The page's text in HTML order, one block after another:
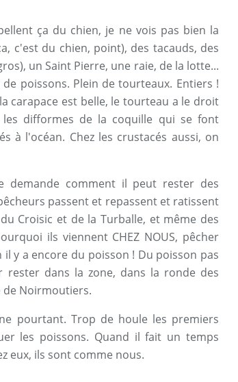
ça du chien, je ne vois pas bien la
c'est du chien, point), des tacauds, des
un Saint Pierre, une raie, de la lotte...
de poissons. Plein de tourteaux. Entiers !
carapace est belle, le tourteau a le droit
difformes de la coquille qui se font
à l'océan. Chez les crustacés aussi, on
demande comment il peut rester des
passent et repassent et ratissent
Croisic et de la Turballe, et même des
ils viennent CHEZ NOUS, pêcher
il y a encore du poisson ! Du poisson pas
dans la zone, dans la ronde des
de Noirmoutiers.
pourtant. Trop de houle les premiers
les poissons. Quand il fait un temps
eux, ils sont comme nous.